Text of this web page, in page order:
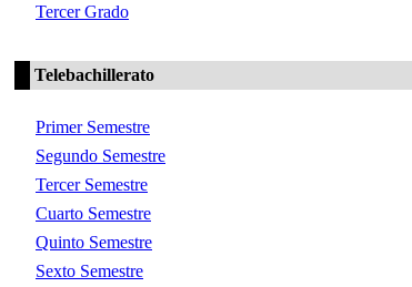
Tercer Grado
Telebachillerato
Primer Semestre
Segundo Semestre
Tercer Semestre
Cuarto Semestre
Quinto Semestre
Sexto Semestre